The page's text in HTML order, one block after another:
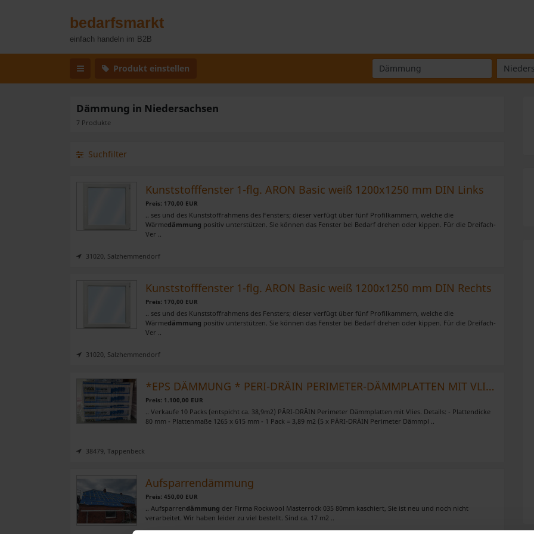
bedarfsmarkt
einfach handeln im B2B
Produkt einstellen Was suchen Sie?
Wo suchen Sie?
Dämmung in Niedersachsen
7 Produkte
Suchfilter
Kunststofffenster 1-flg. ARON Basic weiß 1200x1250 mm DIN Links
Preis: 170,00 EUR
.. ses und des Kunststoffrahmens des Fensters; dieser verfügt über fünf Profilkammern, welche die
Wärmedämmung positiv unterstützen. Sie können das Fenster bei Bedarf drehen oder kippen. Für die Dreifach-
Ver ..
31020, Salzhemmendorf
Kunststofffenster 1-flg. ARON Basic weiß 1200x1250 mm DIN Rechts
Preis: 170,00 EUR
.. ses und des Kunststoffrahmens des Fensters; dieser verfügt über fünf Profilkammern, welche die
Wärmedämmung positiv unterstützen. Sie können das Fenster bei Bedarf drehen oder kippen. Für die Dreifach-
Ver ..
31020, Salzhemmendorf
*EPS DÄMMUNG * PERI-DRÄIN PERIMETER-DÄMMPLATTEN MIT VLIES*
Preis: 1.100,00 EUR
.. Verkaufe 10 Packs (entspicht ca. 38,9m2) PÄRI-DRÄIN Perimeter Dämmplatten mit Vlies. Details: - Plattendicke
80 mm - Plattenmaße 1265 x 615 mm - 1 Pack = 3,89 m2 (5 x PÄRI-DRÄIN Perimeter Dämmpl ..
38479, Tappenbeck
Aufsparrendämmung
Preis: 450,00 EUR
.. Aufsparrendämmung der Firma Rockwool Masterrock 035 80mm kaschiert, Sie ist neu und noch nicht
verarbeitet. Wir haben leider zu viel bestellt. Sind ca. 17 m2 ..